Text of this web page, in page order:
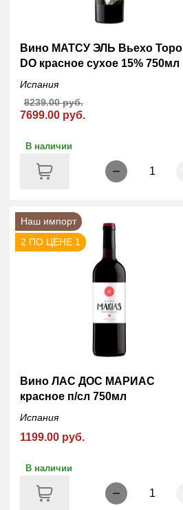
Вино МАТСУ ЭЛЬ Вьехо Торо
DO красное сухое 15% 750мл
Испания
7699.00 руб.
8239.00 руб.
В наличии
1
Наш импорт
2 ПО ЦЕНЕ 1
Вино ЛАС ДОС МАРИАС
красное п/сл 750мл
Испания
1199.00 руб.
В наличии
1